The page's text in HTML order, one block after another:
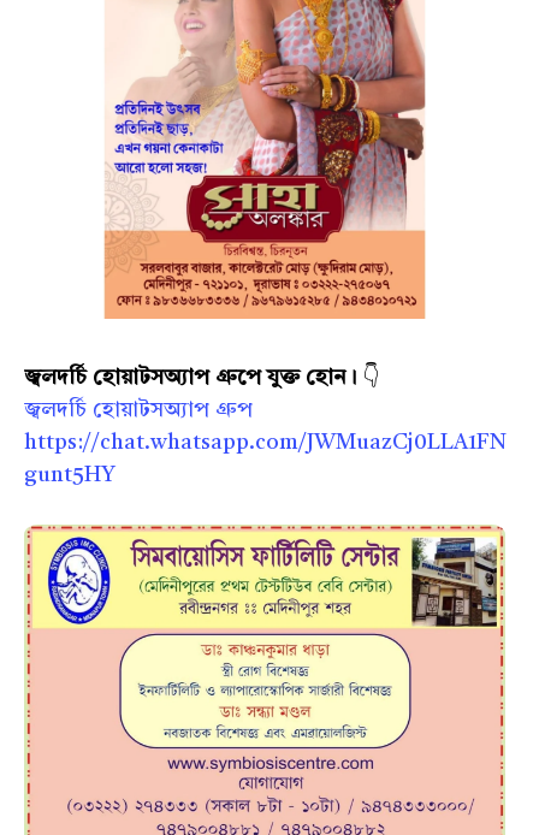
জ্বলদর্চি হোয়াটসঅ্যাপ গ্রুপে যুক্ত হোন। 👇
জ্বলদর্চি হোয়াটসঅ্যাপ গ্রুপ
https://chat.whatsapp.com/JWMuazCj0LLA1FN
gunt5HY